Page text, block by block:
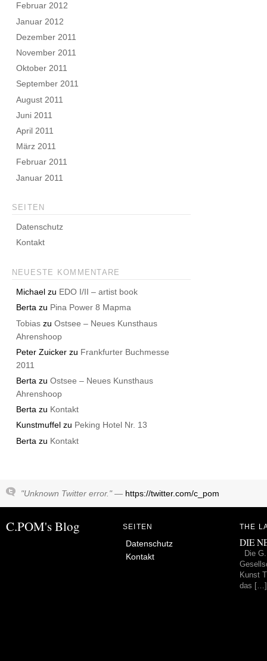
Februar 2012
Januar 2012
Dezember 2011
November 2011
Oktober 2011
September 2011
August 2011
Juni 2011
April 2011
März 2011
Februar 2011
Januar 2011
SEITEN
Datenschutz
Kontakt
NEUESTE KOMMENTARE
Michael zu EDO I/II – artist book
Berta zu Pina Power 8 Mapma
Tobias zuOstsee – Neues Kunsthaus
Ahrenshoop
Peter Zuicker zu Frankfurter Buchmesse
2011
Berta zuOstsee – Neues Kunsthaus
Ahrenshoop
Berta zu Kontakt
Kunstmuffel zu Peking Hotel Nr. 13
Berta zu Kontakt
"Unknown Twitter error." — https://twitter.com/c_pom
C.POM's Blog SEITEN
Datenschutz
Kontakt
THE
DIE
Die
Kunst
das […]